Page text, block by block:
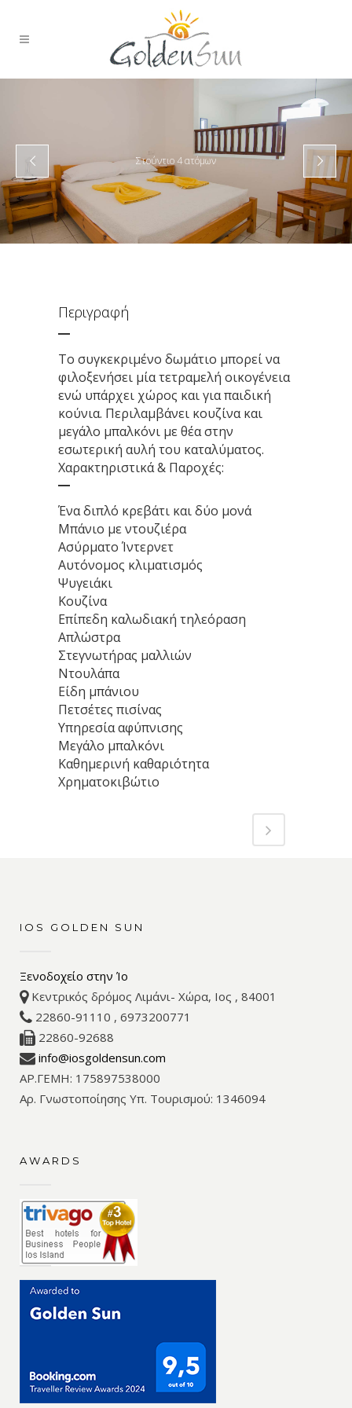
Στούντιο 4 ατόμων
Περιγραφή
Το συγκεκριμένο δωμάτιο μπορεί να
φιλοξενήσει μία τετραμελή οικογένεια
ενώ υπάρχει χώρος και για παιδική
κούνια. Περιλαμβάνει κουζίνα και
μεγάλο μπαλκόνι με θέα στην
εσωτερική αυλή του καταλύματος.
Χαρακτηριστικά & Παροχές:
Ένα διπλό κρεβάτι και δύο μονά
Μπάνιο με ντουζιέρα
Ασύρματο Ίντερνετ
Αυτόνομος κλιματισμός
Ψυγειάκι
Κουζίνα
Επίπεδη καλωδιακή τηλεόραση
Απλώστρα
Στεγνωτήρας μαλλιών
Ντουλάπα
Είδη μπάνιου
Πετσέτες πισίνας
Υπηρεσία αφύπνισης
Μεγάλο μπαλκόνι
Καθημερινή καθαριότητα
Χρηματοκιβώτιο
IOS GOLDEN SUN
Ξενοδοχείο στην Ίο
Κεντρικός δρόμος Λιμάνι- Χώρα, Ιος , 84001
22860-91110 , 6973200771
22860-92688
info@iosgoldensun.com
ΑΡ.ΓΕΜΗ: 175897538000
Αρ. Γνωστοποίησης Υπ. Τουρισμού: 1346094
AWARDS